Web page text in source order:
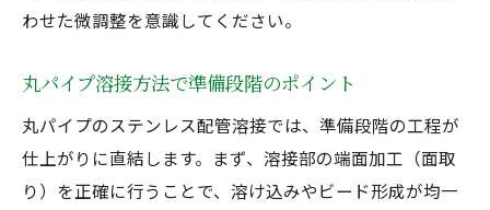
わせた微調整を意識してください。
丸パイプ溶接方法で準備段階のポイント
丸パイプのステンレス配管溶接では、準備段階の工程が
仕上がりに直結します。まず、溶接部の端面加工（面取
り）を正確に行うことで、溶け込みやビード形成が均一